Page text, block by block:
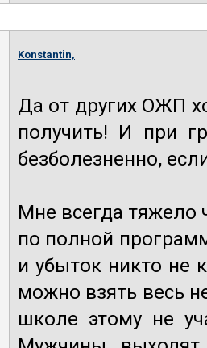
Konstantin,
Да от других ОЖП
получить! И при
безболезненно,
Мне всегда тяжело
по полной
и убыток никто не
можно взять весь
школе этому не